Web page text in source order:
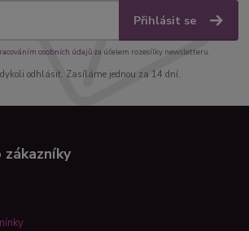
Přihlásit se
osobních údajůza účelem rozesílky newsletteru.
odhlásit. Zasíláme jednou za 14 dní.